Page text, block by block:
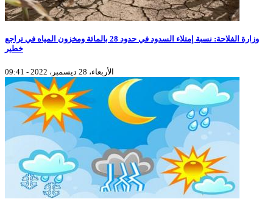
وزارة الفلاحة: نسبة إمتلاء السدود في حدود 28 بالمائة ومخزون المياه في تراجع
خطير
الأربعاء، 28 ديسمبر، 2022 - 09:41